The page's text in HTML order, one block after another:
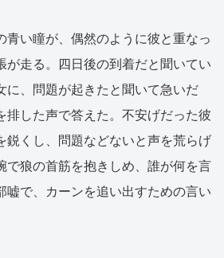
青い瞳が、偶然のように彼と重なっ
が走る。四日後の到着だと聞いてい
に、問題が起きたと聞いて急いだ
排した声で答えた。不安げだった彼
鋭くし、問題などないと声を荒らげ
で狼の首筋を抱きしめ、誰が何を言
嘘で、カーンを追い出すための言い